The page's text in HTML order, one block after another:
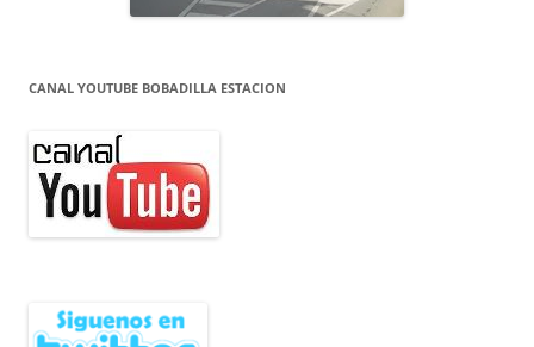
CANAL YOUTUBE BOBADILLA ESTACION